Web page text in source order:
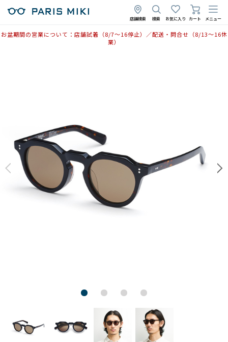
店舗検索 検索 お気に入り カート メニュー
お盆期間の営業について：店舗試着（8/7〜16停止）／配送・問合せ（8/13〜16休
業）